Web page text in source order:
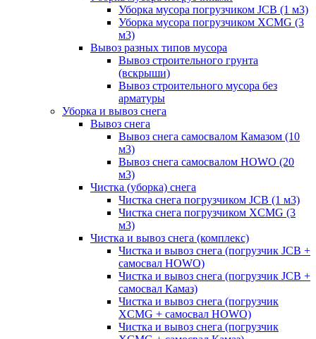
Уборка мусора погрузчиком JCB (1 м3)
Уборка мусора погрузчиком XCMG (3
м3)
Вывоз разных типов мусора
Вывоз строительного грунта
(вскрыши)
Вывоз строительного мусора без
арматуры
Уборка и вывоз снега
Вывоз снега
Вывоз снега самосвалом Камазом (10
м3)
Вывоз снега самосвалом HOWO (20
м3)
Чистка (уборка) снега
Чистка снега погрузчиком JCB (1 м3)
Чистка снега погрузчиком XCMG (3
м3)
Чистка и вывоз снега (комплекс)
Чистка и вывоз снега (погрузчик JCB +
самосвал HOWO)
Чистка и вывоз снега (погрузчик JCB +
самосвал Камаз)
Чистка и вывоз снега (погрузчик
XCMG + самосвал HOWO)
Чистка и вывоз снега (погрузчик